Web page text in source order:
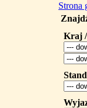
Strona
Kraj /